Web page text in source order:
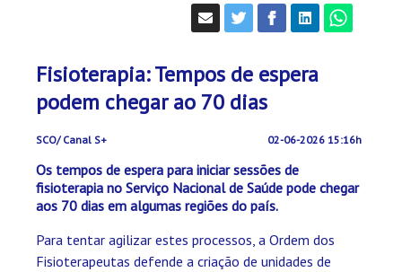
Fisioterapia: Tempos de espera
podem chegar ao 70 dias
SCO/ Canal S+ 02-06-2026 15:16h
Os tempos de espera para iniciar sessões de
fisioterapia no Serviço Nacional de Saúde pode chegar
aos 70 dias em algumas regiões do país.
Para tentar agilizar estes processos, a Ordem dos
Fisioterapeutas defende a criação de unidades de